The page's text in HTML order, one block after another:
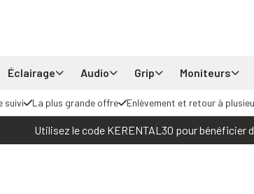
Éclairage Audio Grip Moniteurs
suivi La plus grande offre Enlèvement et retour à
Utilisez le code KERENTAL30 pour bénéficier